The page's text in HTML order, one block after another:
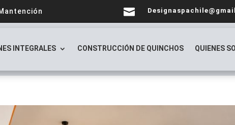

INTEGRALES CONSTRUCCIÓN DE QUINCHOS QUIENES